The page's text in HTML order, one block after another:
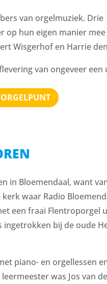
van orgelmuziek. Drie
op hun eigen manier
Wisgerhof en Harrie
van ongeveer een
in Bloemendaal, want
waar Radio
een fraai Flentroporgel
ingetrokken bij de oude
piano- en orgellessen
was Jos van